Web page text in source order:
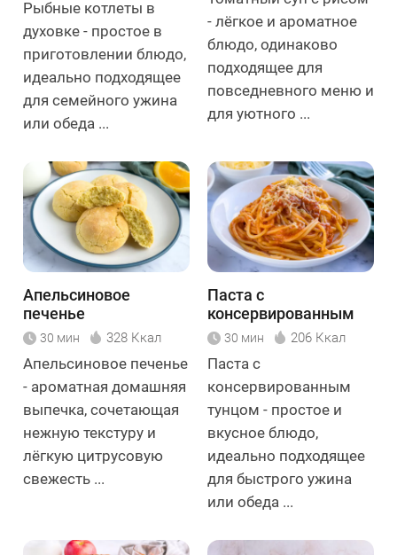
Рыбные котлеты в
духовке - простое в
приготовлении блюдо,
идеально подходящее
для семейного ужина
или обеда ...
- лёгкое и ароматное
блюдо, одинаково
подходящее для
повседневного меню и
для уютного ...
Апельсиновое
печенье
30 мин 328 Ккал
Апельсиновое печенье
- ароматная домашняя
выпечка, сочетающая
нежную текстуру и
лёгкую цитрусовую
свежесть ...
Паста с
консервированным
тунцом
30 мин 206 Ккал
Паста с
консервированным
тунцом - простое и
вкусное блюдо,
идеально подходящее
для быстрого ужина
или обеда ...